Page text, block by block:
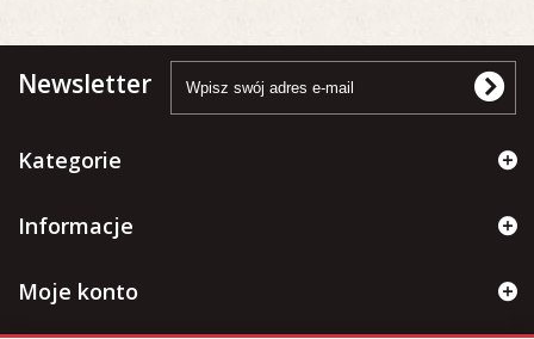
Newsletter
Kategorie
Informacje
Moje konto